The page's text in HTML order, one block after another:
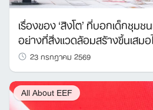
เรื่องของ ‘สิงโต’ ที่บอกเด็กชุมช
อย่างที่สิ่งแวดล้อมสร้างขึ้นเสมอ
23 กรกฎาคม 2569
All About EEF